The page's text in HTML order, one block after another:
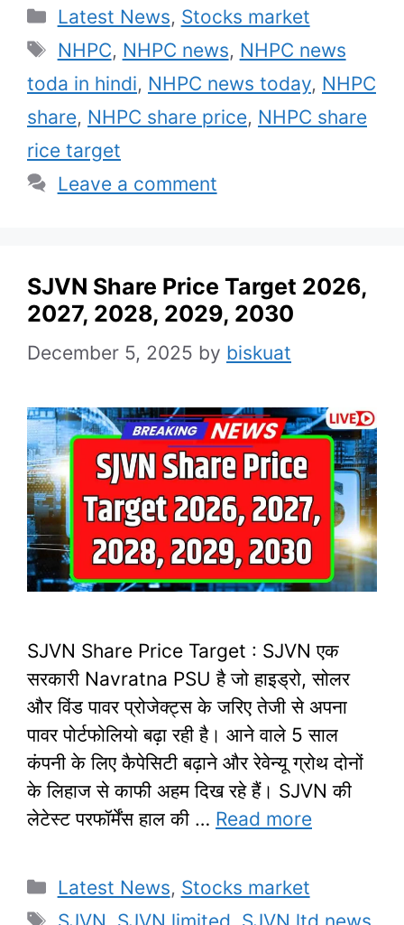
Categories
Latest News, Stocks market
Tags
NHPC, NHPC news, NHPC news
toda in hindi, NHPC news today, NHPC
share, NHPC share price, NHPC share
rice target
Leave a comment
SJVN Share Price Target 2026,
2027, 2028, 2029, 2030
December 5, 2025 by biskuat
SJVN Share Price Target : SJVN एक
सरकारी Navratna PSU है जो हाइड्रो, सोलर
और विंड पावर प्रोजेक्ट्स के जरिए तेजी से अपना
पावर पोर्टफोलियो बढ़ा रही है। आने वाले 5 साल
कंपनी के लिए कैपेसिटी बढ़ाने और रेवेन्यू ग्रोथ दोनों
के लिहाज से काफी अहम दिख रहे हैं। SJVN की
लेटेस्ट परफॉर्मेंस हाल की … Read more
Categories
Latest News, Stocks market
Tags